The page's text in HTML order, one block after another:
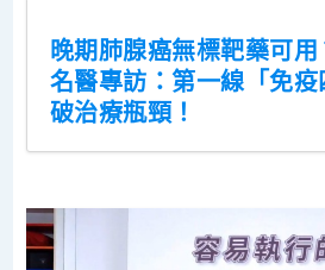
晚期肺腺癌無標靶藥可
名醫專訪：第一線「免
破治療瓶頸！